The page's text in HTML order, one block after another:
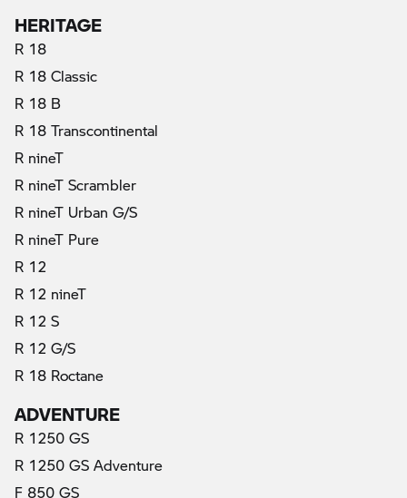
HERITAGE
R 18
R 18 Classic
R 18 B
R 18 Transcontinental
R nineT
R nineT Scrambler
R nineT Urban G/S
R nineT Pure
R 12
R 12 nineT
R 12 S
R 12 G/S
R 18 Roctane
ADVENTURE
R 1250 GS
R 1250 GS Adventure
F 850 GS